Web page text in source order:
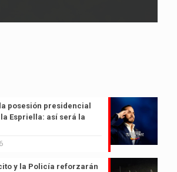
posesión presidencial
Espriella: así será la
y la Policía reforzarán